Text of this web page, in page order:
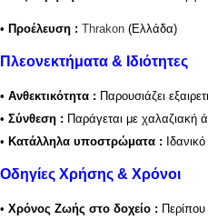
• Προέλευση : Thrakon (Ελλάδα)
Πλεονεκτήματα & Ιδιότητες
• Ανθεκτικότητα : Παρουσιάζει
• Σύνθεση : Παράγεται με χαλαζιακή
• Κατάλληλα υποστρώματα :
Οδηγίες Χρήσης & Χρόνοι
• Χρόνος Ζωής στο δοχείο : Περίπου